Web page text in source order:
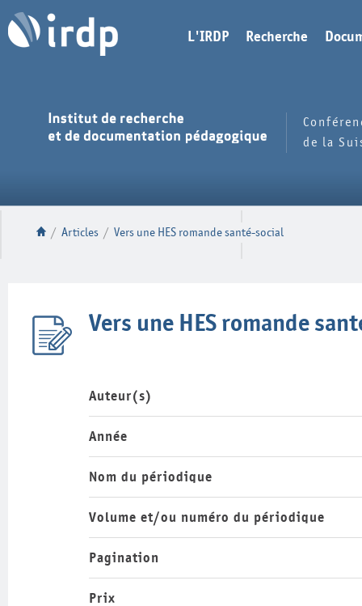
L'IRDP Recherche
de la
/ Articles / Vers une HES romande santé-social
Vers une HES romande
Auteur(s)
Année
Nom du périodique
Volume et/ou numéro du périodique
Pagination
Prix